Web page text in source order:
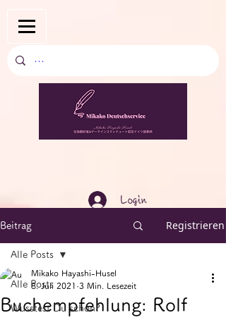
Login
Beitrag Registrieren
Alle Posts
Wusstest Du schon?
Alle Posts
Buchempfehlung: Rolf
Mikako Hayashi-Husel
8. Juli 2021 3 Min. Lesezeit